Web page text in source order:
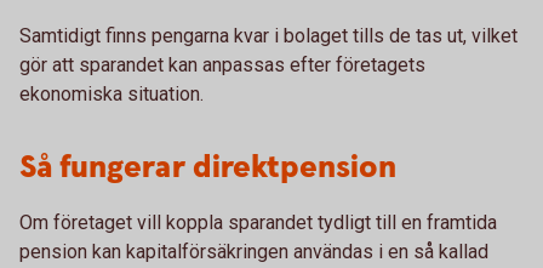
Samtidigt finns pengarna kvar i bolaget tills de tas ut, vilket
gör att sparandet kan anpassas efter företagets
ekonomiska situation.
Så fungerar direktpension
Om företaget vill koppla sparandet tydligt till en framtida
pension kan kapitalförsäkringen användas i en så kallad